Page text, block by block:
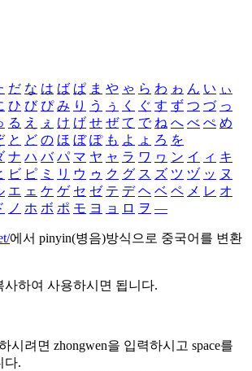
だ な は ば ぱ ま や ゃ ら わ ゎ ん い ぃ
ひ び ぴ み り う ぅ く ぐ す ず つ づ っ
る え ぇ け げ せ ぜ て で ね へ べ ぺ め
と ど の ほ ぼ ぽ も よ ょ ろ を
ナ ハ バ パ マ ヤ ャ ラ ワ ヮ ン イ ィ キ
ビ ピ ミ リ ウ ゥ ク グ ス ズ ツ ヅ ッ ヌ
エ ェ ケ ゲ セ ゼ テ デ ヘ ベ ペ メ レ オ
ノ ホ ボ ポ モ ヨ ョ ロ ヲ ―
에서 pinyin(병음)방식으로 중국어를 변환
사하여 사용하시면 됩니다.
시려면 zhongwen을 입력하시고 space를
다.